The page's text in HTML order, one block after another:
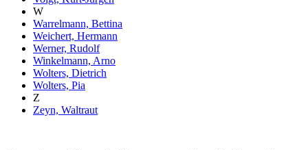
W
Warrelmann, Bettina
Weichert, Hermann
Werner, Rudolf
Winkelmann, Arno
Wolters, Dietrich
Wolters, Pia
Z
Zeyn, Waltraut